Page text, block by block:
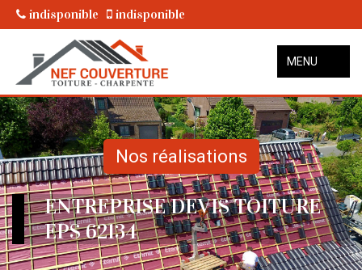
indisponible indisponible
MENU
Nos réalisations
ENTREPRISE DEVIS TOITURE
EPS 62134